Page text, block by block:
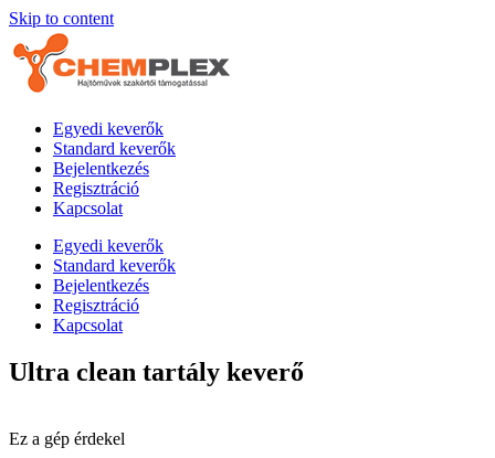
Skip to content
Egyedi keverők
Standard keverők
Bejelentkezés
Regisztráció
Kapcsolat
Egyedi keverők
Standard keverők
Bejelentkezés
Regisztráció
Kapcsolat
Ultra clean tartály keverő
Ez a gép érdekel